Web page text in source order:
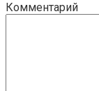
Комментарий